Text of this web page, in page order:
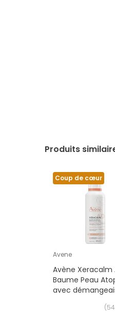
Produits
Coup de cœur
Avene
Avène Xeracalm
Baume Peau
avec
(